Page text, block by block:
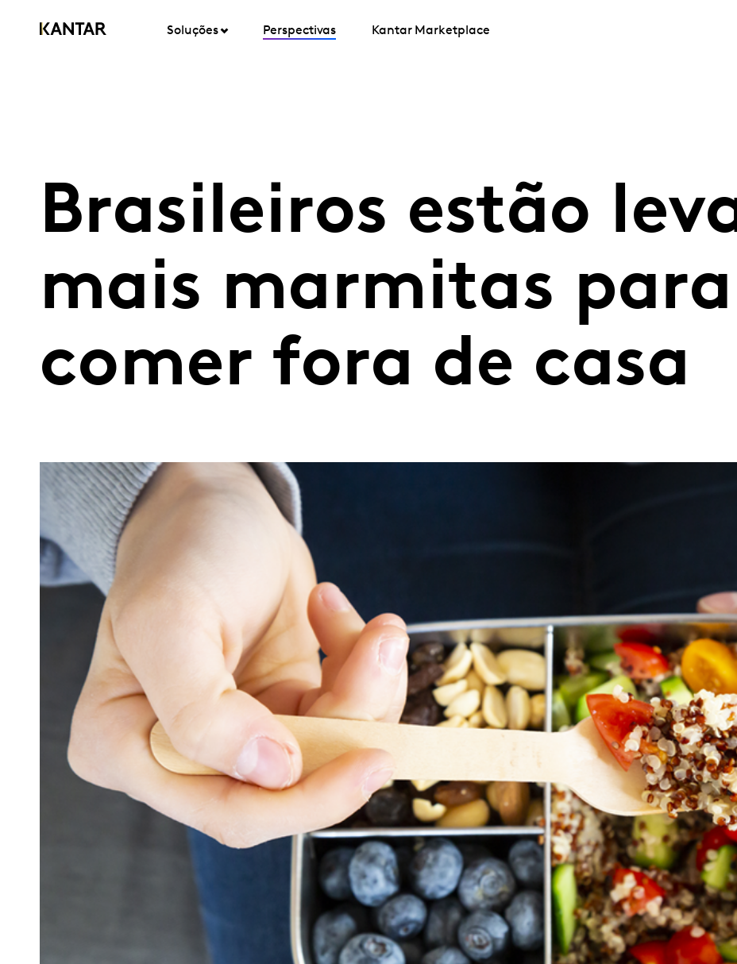
Soluções Perspectivas Kantar Marketplace
Brasileiros estão
mais marmitas para
comer fora de casa